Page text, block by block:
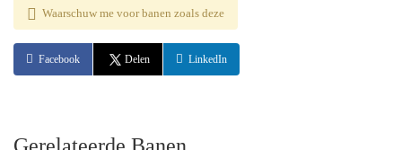
Waarschuw me voor banen zoals deze
Facebook Delen LinkedIn